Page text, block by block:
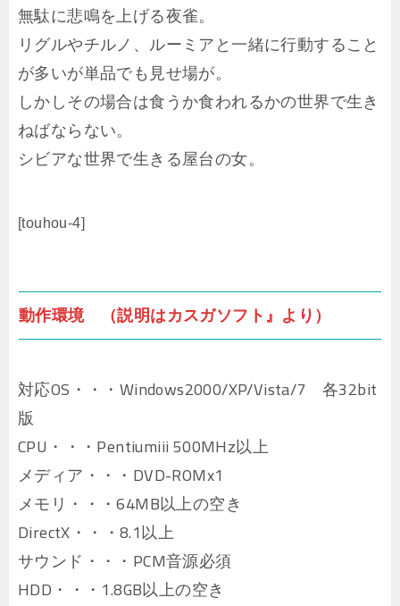
無駄に悲鳴を上げる夜雀。
リグルやチルノ、ルーミアと一緒に行動すること
が多いが単品でも見せ場が。
しかしその場合は食うか食われるかの世界で生き
ねばならない。
シビアな世界で生きる屋台の女。
[touhou-4]
動作環境 （説明はカスガソフト』より）
対応OS・・・Windows2000/XP/Vista/7 各32bit
版
CPU・・・Pentiumiii 500MHz以上
メディア・・・DVD-ROMx1
メモリ・・・64MB以上の空き
DirectX・・・8.1以上
サウンド・・・PCM音源必須
HDD・・・1.8GB以上の空き